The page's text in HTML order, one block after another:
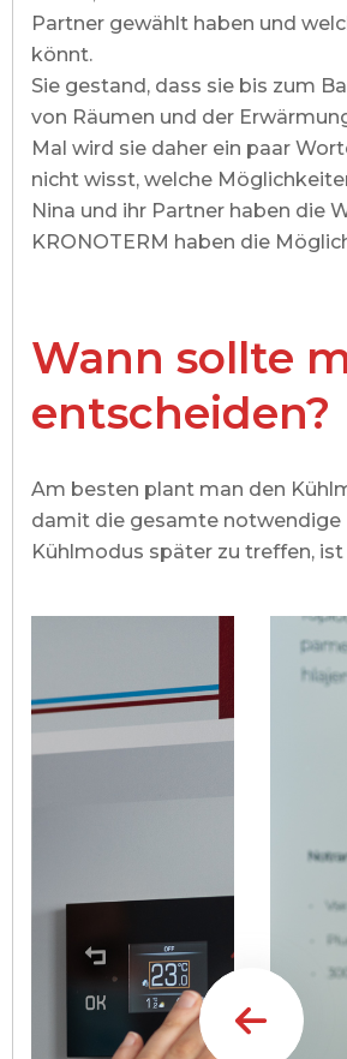
Partner gewählt haben und
könnt.
Sie gestand, dass sie bis zum
von Räumen und der
Mal wird sie daher ein paar
nicht wisst, welche
Nina und ihr Partner haben die
KRONOTERM haben die
Wann sollte
entscheiden?
Am besten plant man den
damit die gesamte notwendige
Kühlmodus später zu treffen,